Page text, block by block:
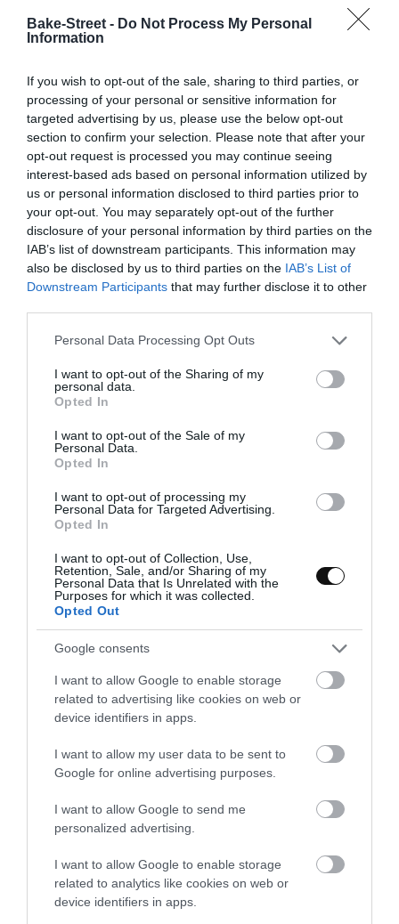
Bake-Street - Do Not Process My Personal
Information
If you wish to opt-out of the sale, sharing to third parties, or
processing of your personal or sensitive information for
targeted advertising by us, please use the below opt-out
section to confirm your selection. Please note that after your
opt-out request is processed you may continue seeing
interest-based ads based on personal information utilized by
us or personal information disclosed to third parties prior to
your opt-out. You may separately opt-out of the further
disclosure of your personal information by third parties on the
IAB’s list of downstream participants. This information may
also be disclosed by us to third parties on the IAB’s List of
Downstream Participants that may further disclose it to other
Please note that this website/app uses one or more Google
not limited to your visit or usage behaviour. You may click to
grant or deny consent to Google and its third-party tags to
use your data for below specified purposes in below Google
consent section.
Personal Data Processing Opt Outs
I want to opt-out of the Sharing of my
personal data.
Opted In
I want to opt-out of the Sale of my
Personal Data.
Opted In
I want to opt-out of processing my
Personal Data for Targeted Advertising.
Opted In
I want to opt-out of Collection, Use,
Retention, Sale, and/or Sharing of my
Personal Data that Is Unrelated with the
Purposes for which it was collected.
Opted Out
Google consents
I want to allow Google to enable storage
related to advertising like cookies on web or
device identifiers in apps.
I want to allow my user data to be sent to
Google for online advertising purposes.
I want to allow Google to send me
personalized advertising.
I want to allow Google to enable storage
related to analytics like cookies on web or
device identifiers in apps.
En mi caso lo hice con tijeras. Cuando terminemos de cortar los
marshmallows, dispondremos un palto con azúcar glass y
Para conservarlos podemos guardarlos en un recipiente
hermético.
Y de esta sencilla manera tenemos unas chuches caseras para
disfrutar haciéndolas y comiéndolas por supuesto. El toque de
menta y la presentación, las permiten formar parte de nuestros
días navideños a pesar de que son bien recibidos en cualquier
época del año.
¡Felices gominolas!